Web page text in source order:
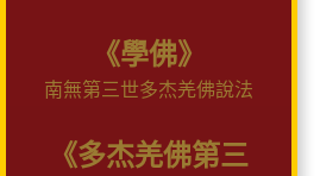
《學佛》
南無第三世多杰羌佛說法
《多杰羌佛第三